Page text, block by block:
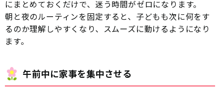
にまとめておくだけで、迷う時間がゼロになります。
朝と夜のルーティンを固定すると、子どもも次に何をす
るのか理解しやすくなり、スムーズに動けるようになり
ます。
午前中に家事を集中させる